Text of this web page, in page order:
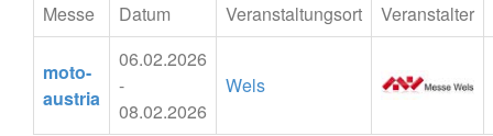
Messe
Datum Veranstaltungsort Veranstalter
moto-
austria
06.02.2026
-
08.02.2026
Wels